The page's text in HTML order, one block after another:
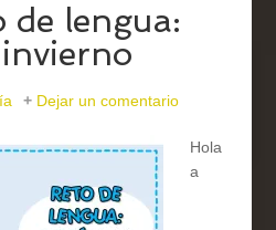
de lengua:
Dejar un comentario
Hola
a